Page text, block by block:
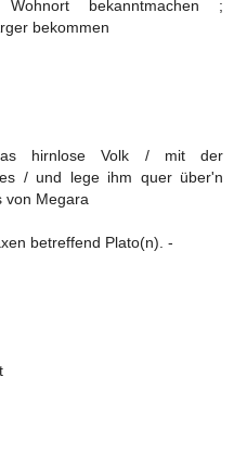
bekanntmachen ;
bekommen
hirnlose Volk / mit der
/ und lege ihm quer über'n
von Megara
betreffend Plato(n). -